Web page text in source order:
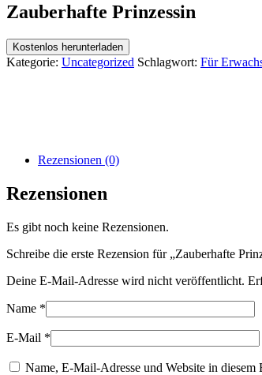
Zauberhafte Prinzessin
Kostenlos herunterladen
Kategorie: Uncategorized Schlagwort: Für
Rezensionen (0)
Rezensionen
Es gibt noch keine Rezensionen.
Schreibe die erste Rezension für „Zauberhafte
Deine E-Mail-Adresse wird nicht veröffentlicht.
Name *
E-Mail *
Name, E-Mail-Adresse und Website in